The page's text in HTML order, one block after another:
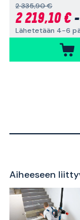
2 335,90 €
2 219,10 €-
Lähetetään 4-6
Aiheeseen